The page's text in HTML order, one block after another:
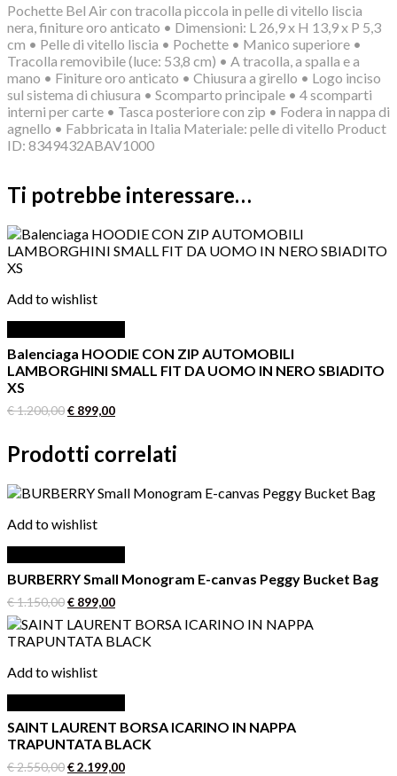
Pochette Bel Air con tracolla piccola in pelle di vitello liscia
nera, finiture oro anticato • Dimensioni: L 26,9 x H 13,9 x P 5,3
cm • Pelle di vitello liscia • Pochette • Manico superiore •
Tracolla removibile (luce: 53,8 cm) • A tracolla, a spalla e a
mano • Finiture oro anticato • Chiusura a girello • Logo inciso
sul sistema di chiusura • Scomparto principale • 4 scomparti
interni per carte • Tasca posteriore con zip • Fodera in nappa di
agnello • Fabbricata in Italia Materiale: pelle di vitello Product
ID: 8349432ABAV1000
Ti potrebbe interessare…
Add to wishlist
Balenciaga HOODIE CON ZIP AUTOMOBILI
LAMBORGHINI SMALL FIT DA UOMO IN NERO SBIADITO
XS
€1.200,00Il
era:
€ 899,00Il
è:
Prodotti correlati
Add to wishlist
BURBERRY Small Monogram E-canvas Peggy Bucket Bag
€1.150,00Il
originale
era:
€ 899,00Il
attuale
è:
Add to wishlist
SAINT LAURENT BORSA ICARINO IN NAPPA
TRAPUNTATA BLACK
€2.550,00Il
€2.199,00Il